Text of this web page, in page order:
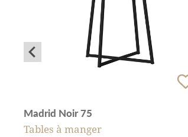
Madrid Noir 75
Tables à manger